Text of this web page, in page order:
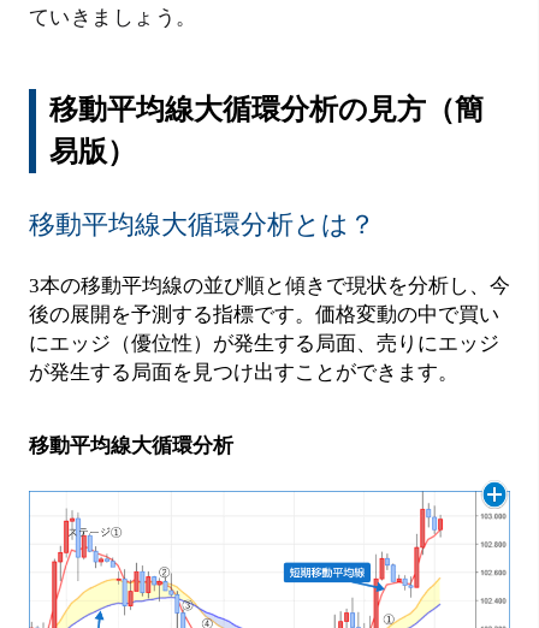
ていきましょう。
移動平均線大循環分析の見方（簡
易版）
移動平均線大循環分析とは？
3本の移動平均線の並び順と傾きで現状を分析し、今
後の展開を予測する指標です。価格変動の中で買い
にエッジ（優位性）が発生する局面、売りにエッジ
が発生する局面を見つけ出すことができます。
移動平均線大循環分析